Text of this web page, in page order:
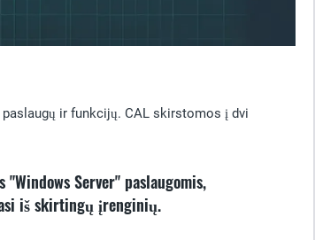
ir funkcijų. CAL skirstomos į dvi
Server" paslaugomis,
iš skirtingų įrenginių.